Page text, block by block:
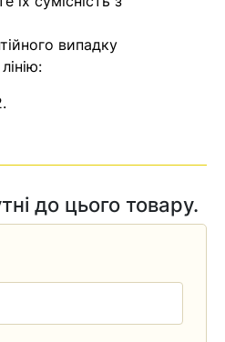
form невипадку
.
до цього товару.